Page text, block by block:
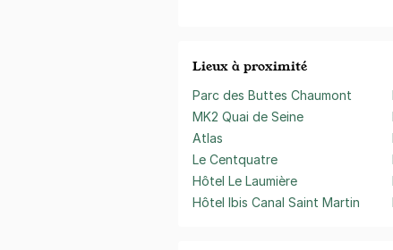
Lieux à proximité
Parc des Buttes Chaumont
MK2 Quai de Seine
Atlas
Le Centquatre
Hôtel Le Laumière
Hôtel Ibis Canal Saint Martin